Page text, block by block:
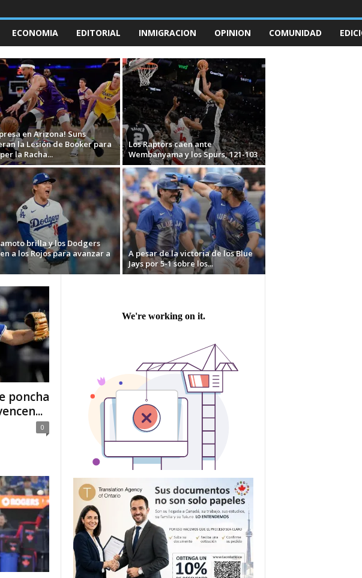
ECONOMIA EDITORIAL INMIGRACION OPINION COMUNIDAD
en Arizona! Suns
la Lesión de Booker para
la Racha...
Los Raptors caen ante
Wembanyama y los Spurs, 121-103
brilla y los Dodgers
a los Rojos para avanzar a
A pesar de la victoria de los Blue
Jays por 5-1 sobre los...
poncha
0